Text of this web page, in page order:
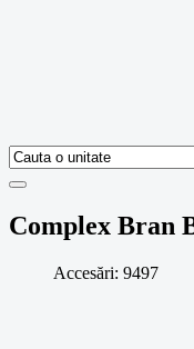
Complex Bran
Accesări: 9497